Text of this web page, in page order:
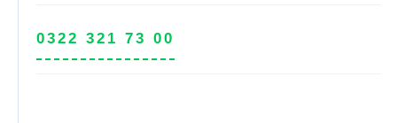
0322 321 73 00